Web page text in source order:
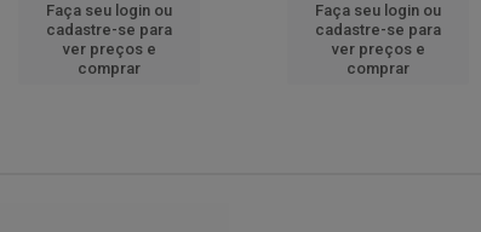
Faça seu login ou
cadastre-se para
ver preços e
comprar
Faça seu login ou
cadastre-se para
ver preços e
comprar